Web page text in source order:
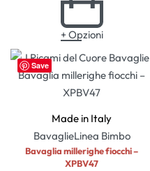
+ Opzioni
Save
Made in Italy
BavaglieLinea Bimbo
Bavaglia millerighe fiocchi –
XPBV47